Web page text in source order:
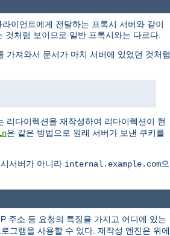
이언트에게 전달하는 프록시 서버와 같이
처럼 보이므로 일반 프록시와는 다르다.
가져와서 문서가 마치 서버에 있었던 것처럼
리다이렉션을 재작성하여 리다이렉션이 현
은 같은 방법으로 원래 서버가 보낸 쿠키를
서버가 아니라 internal.example.com으
주소 등 요청의 특징을 가지고 어디에 있는
그램을 사용할 수 있다. 재작성 엔진은 위에